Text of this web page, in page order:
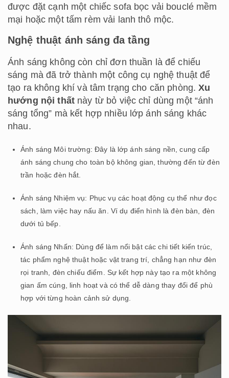
được đặt cạnh một chiếc sofa bọc vải bouclé mềm
mại hoặc một tấm rèm vải lanh thô mộc.
Nghệ thuật ánh sáng đa tầng
Ánh sáng không còn chỉ đơn thuần là để chiếu
sáng mà đã trở thành một công cụ nghệ thuật để
tạo ra không khí và tâm trạng cho căn phòng.Xu
hướng nội thấtnày từ bỏ việc chỉ dùng một “ánh
sáng tổng” mà kết hợp nhiều lớp ánh sáng khác
nhau.
Ánh sáng Môi trường: Đây là lớp ánh sáng nền, cung cấp
ánh sáng chung cho toàn bộ không gian, thường đến từ đèn
trần hoặc đèn hắt.
Ánh sáng Nhiệm vụ: Phục vụ các hoạt động cụ thể như đọc
sách, làm việc hay nấu ăn. Ví dụ điển hình là đèn bàn, đèn
dưới tủ bếp.
Ánh sáng Nhấn: Dùng để làm nổi bật các chi tiết kiến trúc,
tác phẩm nghệ thuật hoặc vật trang trí, chẳng hạn như đèn
rọi tranh, đèn chiếu điểm. Sự kết hợp này tạo ra một không
gian ấm cúng, linh hoạt và có thể dễ dàng thay đổi để phù
hợp với từng hoàn cảnh sử dụng.